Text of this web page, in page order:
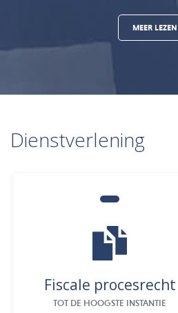
MEER LEZEN
Dienstverlening
Fiscale procesrecht
TOT DE HOOGSTE INSTANTIE